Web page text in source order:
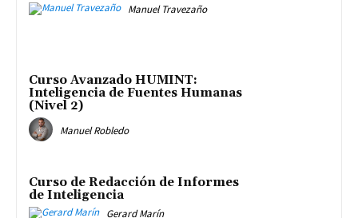
Manuel Travezaño
Curso Avanzado HUMINT:
Inteligencia de Fuentes Humanas
(Nivel 2)
Manuel Robledo
Curso de Redacción de Informes
de Inteligencia
Gerard Marín